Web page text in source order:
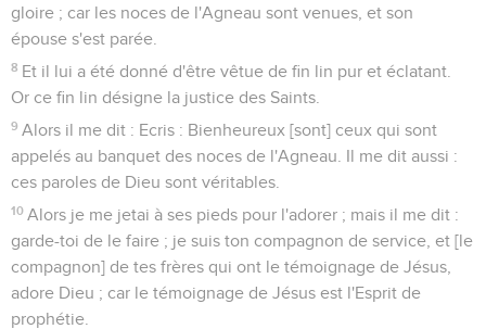
gloire ; car les noces de l'Agneau sont venues, et son
épouse s'est parée.
8 Et il lui a été donné d'être vêtue de fin lin pur et éclatant.
Or ce fin lin désigne la justice des Saints.
9 Alors il me dit : Ecris : Bienheureux [sont] ceux qui sont
appelés au banquet des noces de l'Agneau. Il me dit aussi :
ces paroles de Dieu sont véritables.
10 Alors je me jetai à ses pieds pour l'adorer ; mais il me dit :
garde-toi de le faire ; je suis ton compagnon de service, et [le
compagnon] de tes frères qui ont le témoignage de Jésus,
adore Dieu ; car le témoignage de Jésus est l'Esprit de
prophétie.